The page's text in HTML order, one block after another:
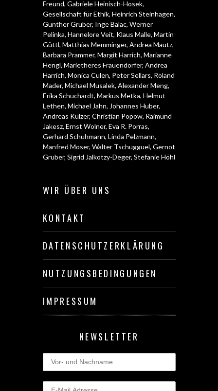
Freund, Gabriele Heinisch-Hosek,
Gesellschaft für Ethik, Heinrich Steinhagen,
Gunther Gruber, Inge Balac, Werner
Pelinka, Hannelore Veit, Klaus Malle, Martin
Güttl, Matthias Memminger, Andrea Mautz,
Barbara Prammer, Margit Harrich, Marianne
Hengl, Marietheres Frauendorfer, Andrea
Harrich, Monica Culen, Peter Sellars, Roland
Mader, Michael Musalek, Alexander Meng,
Erika Schuchardt, Markus Metka, Helmut
Lethen, Michael Jahn, Johannes Huber,
Andreas Külzer, Christian Popow, Raimund
Jakesz, Ernst Wolner, Eva R. Porras,
Gerhard Schuhmann, Linda Pelzmann,
Manfred Moser, Walter Tschugguel, Gernot
Gruber, Sigrid Jalkotzy-Deger, Stefanie Höhl
WIR ÜBER UNS
KONTAKT
DATENSCHUTZERKLÄRUNG
NUTZUNGSBEDINGUNGEN
IMPRESSUM
NEWSLETTER